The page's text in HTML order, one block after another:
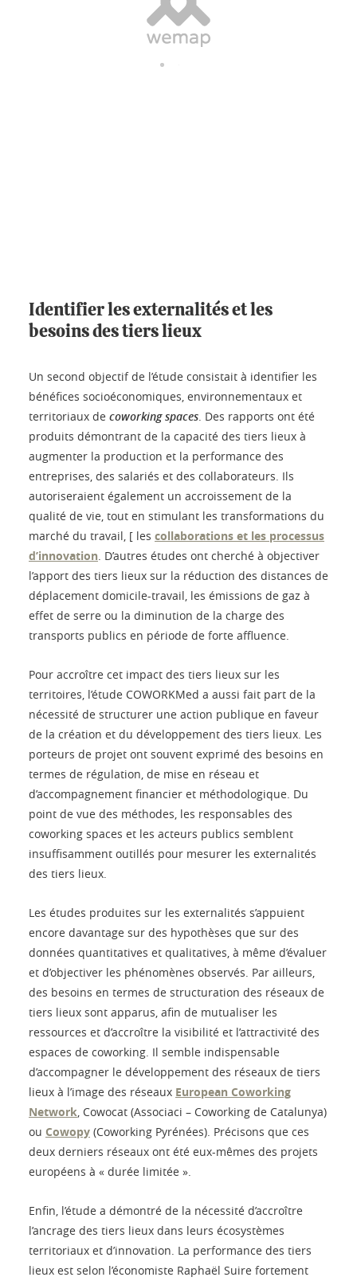
Identifier les externalités et les
besoins des tiers lieux
Un second objectif de l’étude consistait à identifier les
bénéfices socioéconomiques, environnementaux et
territoriaux de coworking spaces. Des rapports ont été
produits démontrant de la capacité des tiers lieux à
augmenter la production et la performance des
entreprises, des salariés et des collaborateurs. Ils
autoriseraient également un accroissement de la
qualité de vie, tout en stimulant les transformations du
marché du travail, [ les collaborations et les processus
d’innovation. D’autres études ont cherché à objectiver
l’apport des tiers lieux sur la réduction des distances de
déplacement domicile-travail, les émissions de gaz à
effet de serre ou la diminution de la charge des
transports publics en période de forte affluence.
Pour accroître cet impact des tiers lieux sur les
territoires, l’étude COWORKMed a aussi fait part de la
nécessité de structurer une action publique en faveur
de la création et du développement des tiers lieux. Les
porteurs de projet ont souvent exprimé des besoins en
termes de régulation, de mise en réseau et
d’accompagnement financier et méthodologique. Du
point de vue des méthodes, les responsables des
coworking spaces et les acteurs publics semblent
insuffisamment outillés pour mesurer les externalités
des tiers lieux.
Les études produites sur les externalités s’appuient
encore davantage sur des hypothèses que sur des
données quantitatives et qualitatives, à même d’évaluer
et d’objectiver les phénomènes observés. Par ailleurs,
des besoins en termes de structuration des réseaux de
tiers lieux sont apparus, afin de mutualiser les
ressources et d’accroître la visibilité et l’attractivité des
espaces de coworking. Il semble indispensable
d’accompagner le développement des réseaux de tiers
lieux à l’image des réseaux European Coworking
Network, Cowocat (Associaci – Coworking de Catalunya)
ou Cowopy (Coworking Pyrénées). Précisons que ces
deux derniers réseaux ont été eux-mêmes des projets
européens à « durée limitée ».
Enfin, l’étude a démontré de la nécessité d’accroître
l’ancrage des tiers lieux dans leurs écosystèmes
territoriaux et d’innovation. La performance des tiers
lieux est selon l’économiste Raphaël Suire fortement